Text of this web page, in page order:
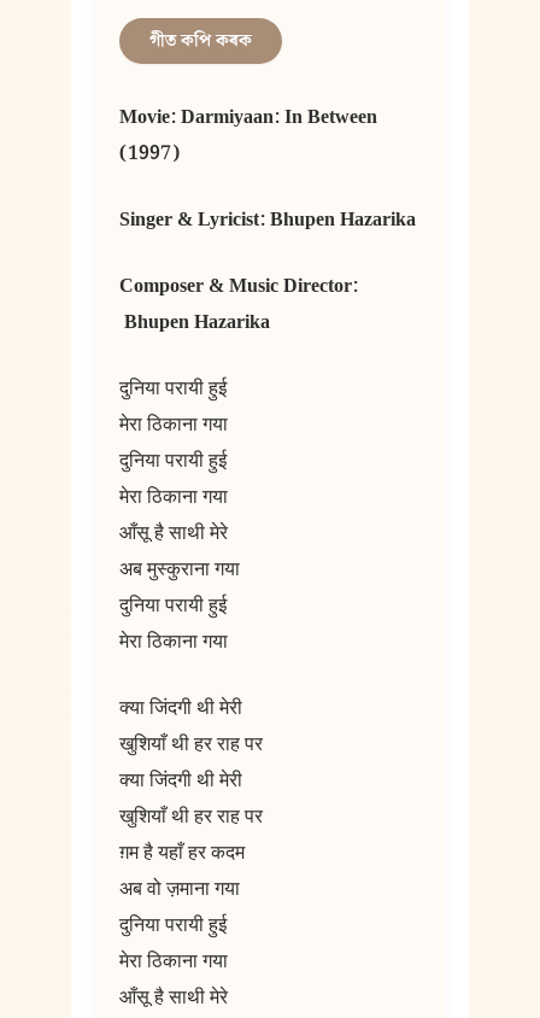
গীত কপি কৰক
Movie: Darmiyaan: In Between
(1997)
Singer & Lyricist: Bhupen Hazarika
Composer & Music Director:
Bhupen Hazarika
दुनिया परायी हुई
मेरा ठिकाना गया
दुनिया परायी हुई
मेरा ठिकाना गया
आँसू है साथी मेरे
अब मुस्कुराना गया
दुनिया परायी हुई
मेरा ठिकाना गया
क्या जिंदगी थी मेरी
खुशियाँ थी हर राह पर
क्या जिंदगी थी मेरी
खुशियाँ थी हर राह पर
ग़म है यहाँ हर कदम
अब वो ज़माना गया
दुनिया परायी हुई
मेरा ठिकाना गया
आँसू है साथी मेरे